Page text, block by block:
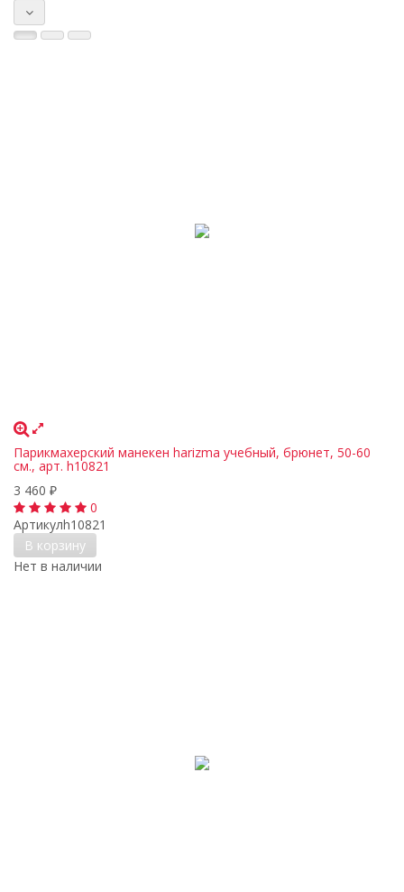
Парикмахерский манекен harizma учебный, брюнет, 50-60
см., арт. h10821
3 460 ₽
0
Артикулh10821
В корзину
Нет в наличии